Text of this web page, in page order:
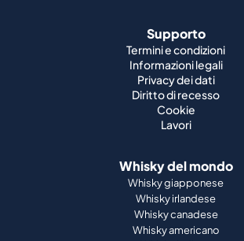
Supporto
Termini e condizioni
Informazioni legali
Privacy dei dati
Diritto di recesso
Cookie
Lavori
Whisky del mondo
Whisky giapponese
Whisky irlandese
Whisky canadese
Whisky americano